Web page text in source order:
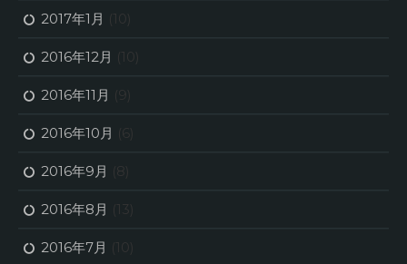
2017年1月 (10)
2016年12月 (10)
2016年11月 (9)
2016年10月 (6)
2016年9月 (8)
2016年8月 (13)
2016年7月 (10)